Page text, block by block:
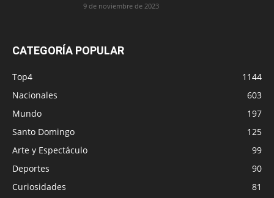
9 de noviembre de 2023
CATEGORÍA POPULAR
Top4
1144
Nacionales
603
Mundo
197
Santo Domingo
125
Arte y Espectáculo
99
Deportes
90
Curiosidades
81